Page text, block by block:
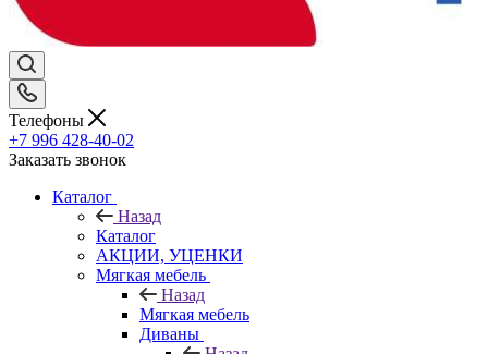
Телефоны
+7 996 428-40-02
Заказать звонок
Каталог
Назад
Каталог
АКЦИИ, УЦЕНКИ
Мягкая мебель
Назад
Мягкая мебель
Диваны